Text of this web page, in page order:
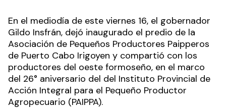
En el mediodía de este viernes 16, el gobernador
Gildo Insfrán, dejó inaugurado el predio de la
Asociación de Pequeños Productores Paipperos
de Puerto Cabo Irigoyen y compartió con los
productores del oeste formoseño, en el marco
del 26° aniversario del del Instituto Provincial de
Acción Integral para el Pequeño Productor
Agropecuario (PAIPPA).